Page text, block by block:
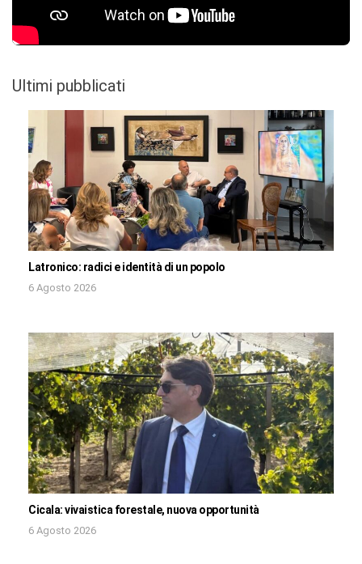
Ultimi pubblicati
Latronico: radici e identità di un popolo
6 Agosto 2026
Cicala: vivaistica forestale, nuova opportunità
6 Agosto 2026